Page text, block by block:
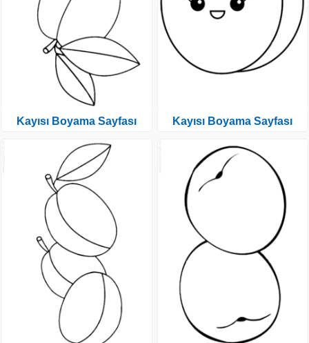
Kayısı Boyama Sayfası Kayısı Boyama Sayfası